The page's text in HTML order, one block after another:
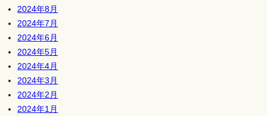
2024年8月
2024年7月
2024年6月
2024年5月
2024年4月
2024年3月
2024年2月
2024年1月